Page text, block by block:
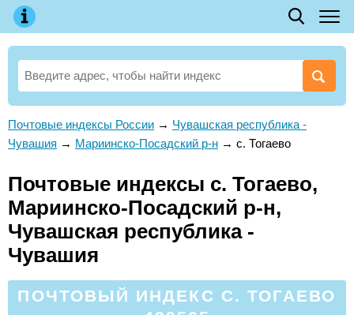
Почтовые индексы России → Чувашская республика -
Чувашия → Мариинско-Посадский р-н → с. Тогаево
Почтовые индексы с. Тогаево,
Мариинско-Посадский р-н,
Чувашская республика -
Чувашия
ПОЧТОВЫЙ ИНДЕКС С. ТОГАЕВО